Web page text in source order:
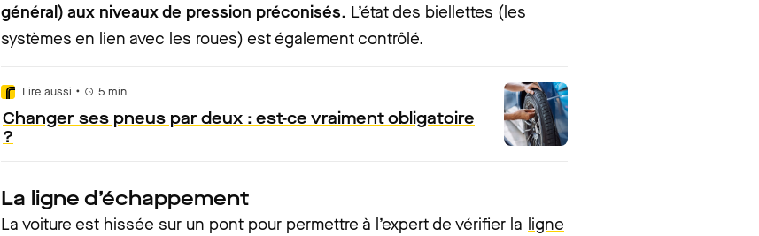
général) aux niveaux de pression préconisés. L’état des biellettes (les
systèmes en lien avec les roues) est également contrôlé.
Lire aussi • 5 min
Changer ses pneus par deux : est-ce vraiment obligatoire
?
La ligne d’échappement
La voiture est hissée sur un pont pour permettre à l’expert de vérifier la ligne